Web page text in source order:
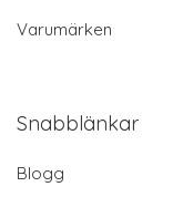
Varumärken
Snabblänkar
Blogg